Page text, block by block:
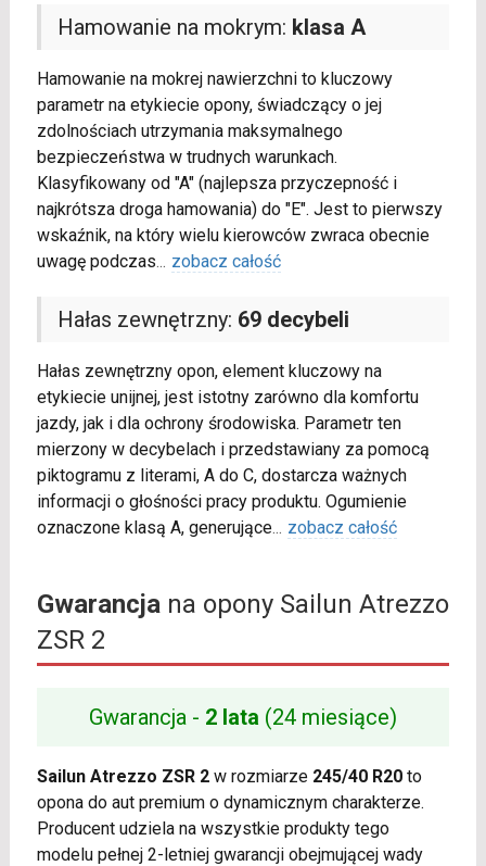
Hamowanie na mokrym: klasa A
Hamowanie na mokrej nawierzchni to kluczowy
parametr na etykiecie opony, świadczący o jej
zdolnościach utrzymania maksymalnego
bezpieczeństwa w trudnych warunkach.
Klasyfikowany od "A" (najlepsza przyczepność i
najkrótsza droga hamowania) do "E". Jest to pierwszy
wskaźnik, na który wielu kierowców zwraca obecnie
uwagę podczas... zobacz całość
Hałas zewnętrzny: 69 decybeli
Hałas zewnętrzny opon, element kluczowy na
etykiecie unijnej, jest istotny zarówno dla komfortu
jazdy, jak i dla ochrony środowiska. Parametr ten
mierzony w decybelach i przedstawiany za pomocą
piktogramu z literami, A do C, dostarcza ważnych
informacji o głośności pracy produktu. Ogumienie
oznaczone klasą A, generujące... zobacz całość
Gwarancjana opony Sailun Atrezzo
ZSR 2
Gwarancja - 2 lata (24 miesiące)
Sailun Atrezzo ZSR 2w rozmiarze 245/40 R20to
opona do aut premium o dynamicznym charakterze.
Producent udziela na wszystkie produkty tego
modelu pełnej 2-letniej gwarancji obejmującej wady